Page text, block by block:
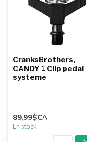
CranksBrothers,
CANDY 1 Clip pedal
systeme
89,99$CA
En stock